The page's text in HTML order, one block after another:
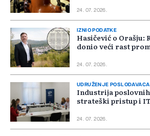
24. 07. 2026.
IZNIO PODATKE
Hasičević o Orašju:
donio veći rast
24. 07. 2026.
UDRUŽENJE POSLODAVACA
Industrija
strateški pristup i
24. 07. 2026.